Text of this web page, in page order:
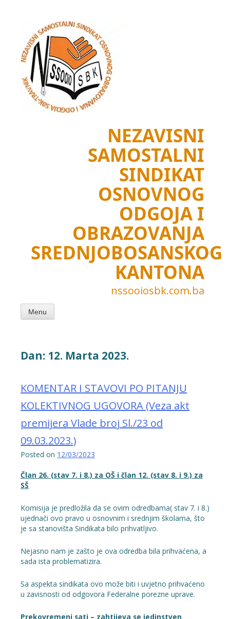
content
NEZAVISNI
SAMOSTALNI
SINDIKAT
OSNOVNOG
ODGOJA I
OBRAZOVANJA
SREDNJOBOSANSKOG
KANTONA
nssooiosbk.com.ba
Menu
Dan: 12. Marta 2023.
KOMENTAR I STAVOVI PO PITANJU
KOLEKTIVNOG UGOVORA (Veza akt
premijera Vlade broj Sl./23 od
09.03.2023.)
Posted on 12/03/2023
Član 26. (stav 7. i 8.) za OŠ i član 12. (stav 8. i 9.) za
SŠ
Komisija je predložila da se ovim odredbama( stav 7. i 8.)
ujednači ovo pravo u osnovnim i srednjim školama, što
je sa stanovišta Sindikata bilo prihvatljivo.
Nejasno nam je zašto je ova odredba bila prihvaćena, a
sada ista problematizira.
Sa aspekta sindikata ovo može biti i uvjetno prihvaćeno
u zavisnosti od odgovora Federalne porezne uprave.
Prekovremeni sati – zahtijeva se jedinstven